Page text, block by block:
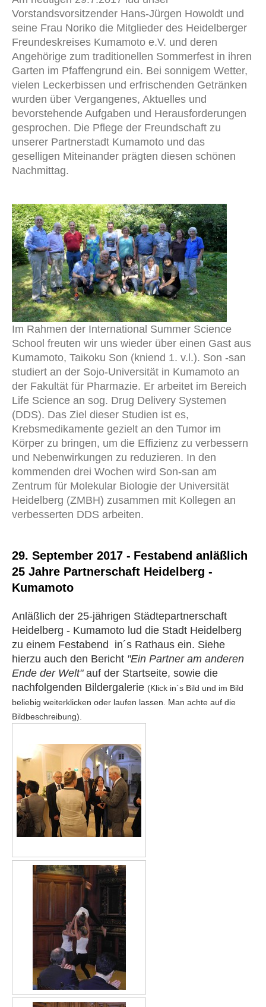
Vorstandsvorsitzender Hans-Jürgen Howoldt und
seine Frau Noriko die Mitglieder des Heidelberger
Freundeskreises Kumamoto e.V. und deren
Angehörige zum traditionellen Sommerfest in ihren
Garten im Pfaffengrund ein. Bei sonnigem Wetter,
vielen Leckerbissen und erfrischenden Getränken
wurden über Vergangenes, Aktuelles und
bevorstehende Aufgaben und Herausforderungen
gesprochen. Die Pflege der Freundschaft zu
unserer Partnerstadt Kumamoto und das
geselligen Miteinander prägten diesen schönen
Nachmittag.
Im Rahmen der International Summer Science
School freuten wir uns wieder über einen Gast aus
Kumamoto, Taikoku Son (kniend 1. v.l.). Son -san
studiert an der Sojo-Universität in Kumamoto an
der Fakultät für Pharmazie. Er arbeitet im Bereich
Life Science an sog. Drug Delivery Systemen
(DDS). Das Ziel dieser Studien ist es,
Krebsmedikamente gezielt an den Tumor im
Körper zu bringen, um die Effizienz zu verbessern
und Nebenwirkungen zu reduzieren. In den
kommenden drei Wochen wird Son-san am
Zentrum für Molekular Biologie der Universität
Heidelberg (ZMBH) zusammen mit Kollegen an
verbesserten DDS arbeiten.
29. September 2017 - Festabend anläßlich
25 Jahre Partnerschaft Heidelberg -
Kumamoto
Anläßlich der 25-jährigen Städtepartnerschaft
Heidelberg - Kumamoto lud die Stadt Heidelberg
zu einem Festabend in´s Rathaus ein. Siehe
hierzu auch den Bericht "Ein Partner am anderen
Ende der Welt"auf der Startseite, sowie die
nachfolgenden Bildergalerie (Klick in´s Bild und im Bild
beliebig weiterklicken oder laufen lassen. Man achte auf die
Bildbeschreibung).